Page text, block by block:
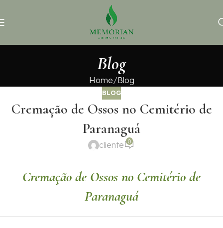
Blog
Home Blog
BLOG
Cremação de Ossos no Cemitério de
Paranaguá
cliente 0
Cremação de Ossos no Cemitério de
Paranaguá